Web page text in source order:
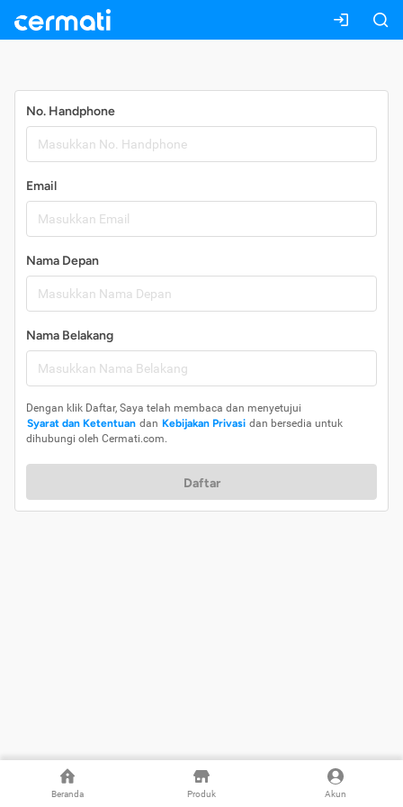
Beranda Produk Akun
No. Handphone
Email
Nama Depan
Nama Belakang
Dengan klik Daftar, Saya telah membaca dan menyetujui
Syarat dan Ketentuan dan Kebijakan Privasi dan bersedia untuk
dihubungi oleh Cermati.com.
Daftar